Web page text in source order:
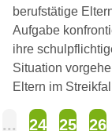
berufstätige
Aufgabe
ihre
Situation
Eltern im
... 24 25 26